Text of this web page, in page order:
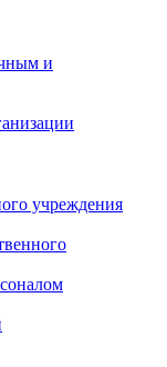
и
учреждения